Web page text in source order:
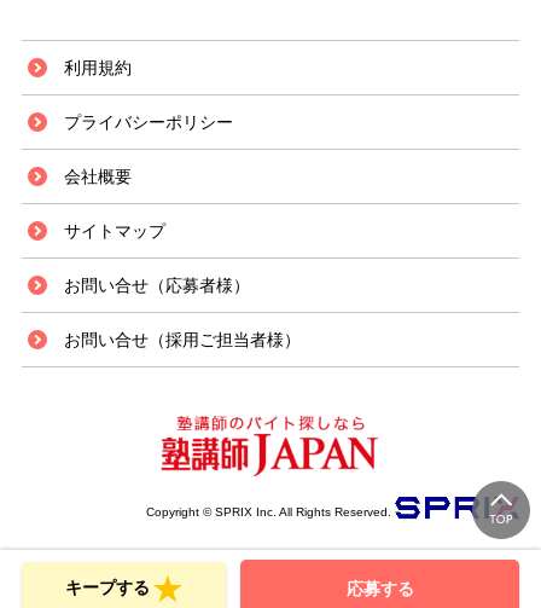
キープする 応募する
利用規約
プライバシーポリシー
会社概要
サイトマップ
お問い合せ（応募者様）
お問い合せ（採用ご担当者様）
Copyright © SPRIX Inc. All Rights Reserved.